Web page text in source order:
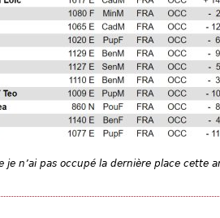
je n’ai pas occupé la dernière place cette